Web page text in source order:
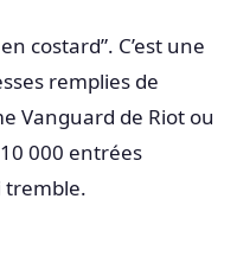
costard”. C’est une
remplies de
Vanguard de Riot ou
000 entrées
tremble.